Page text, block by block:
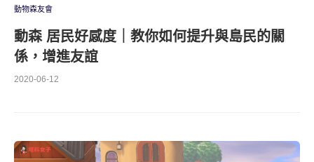
動物森友會
動森 居民好感度｜教你如何提升與島民的關
係，增進友誼
2020-06-12